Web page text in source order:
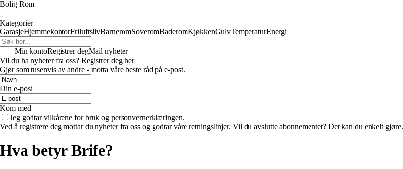
Bolig Rom
Kategorier
GarasjeHjemmekontorFriluftslivBarneromSoveromBaderomKjøkkenGulvTemperaturEnergi
Min kontoRegistrer degMail nyheter
Vil du ha nyheter fra oss? Registrer deg her
Gjør som tusenvis av andre - motta våre beste råd på e-post.
Din e-post
Kom med
Jeg godtar vilkårene for bruk og personvernerklæringen.
Ved å registrere deg mottar du nyheter fra oss og godtar våre retningslinjer. Vil du avslutte abonnementet? Det kan du enkelt gjøre.
Hva betyr Brife?